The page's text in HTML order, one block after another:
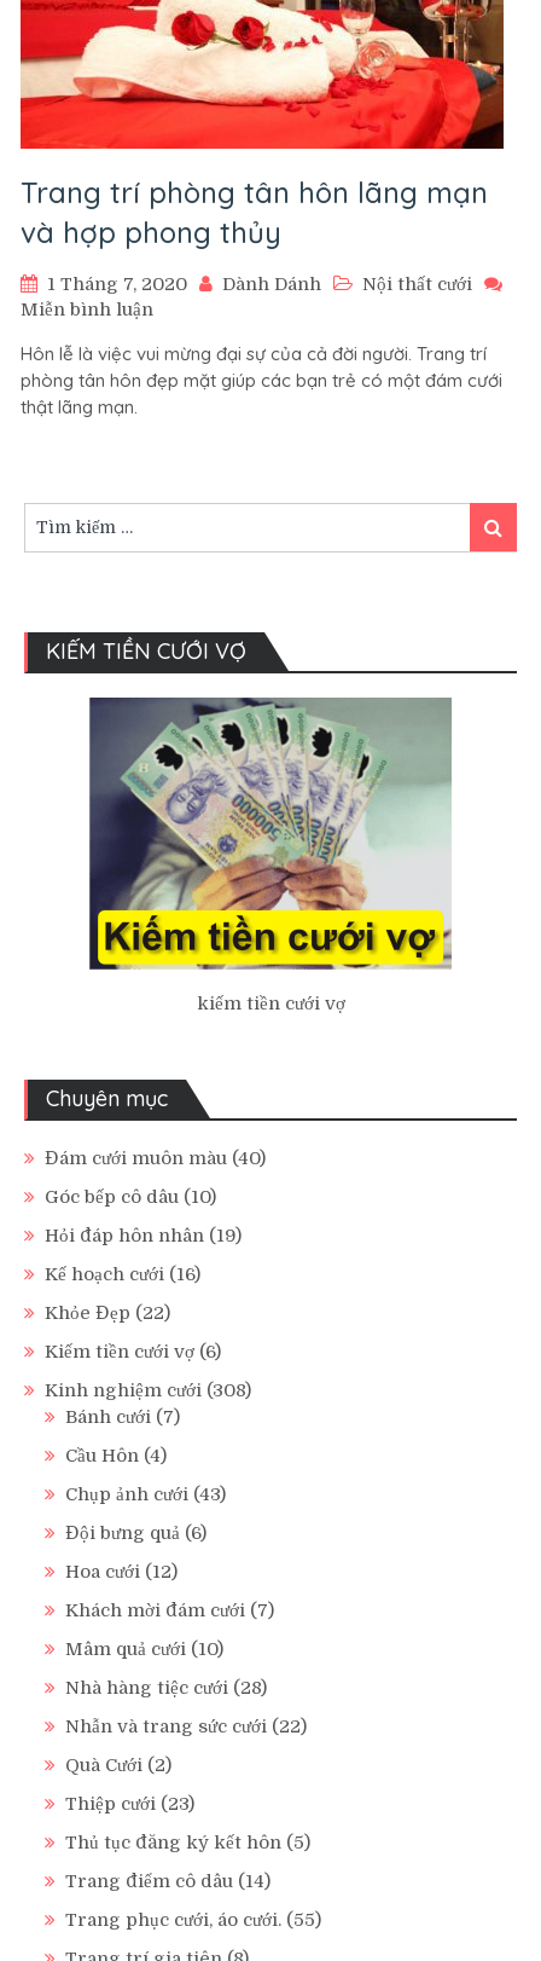
Trang trí phòng tân hôn lãng mạn
và hợp phong thủy
1 Tháng 7, 2020 Dành Dánh
Nội thất cưới
Miễn bình luận
trí
phòng
và
Hôn lễ là việc vui mừng đại sự của cả đời người. Trang trí
phòng tân hôn đẹp mặt giúp các bạn trẻ có một đám cưới
thật lãng mạn.
kiếm:
Tìm
kiếm
KIẾM TIỀN CƯỚI VỢ
kiếm tiền cưới vợ
Chuyên mục
Đám cưới muôn màu (40)
Góc bếp cô dâu (10)
Hỏi đáp hôn nhân (19)
Kế hoạch cưới (16)
Khỏe Đẹp (22)
Kiếm tiền cưới vợ (6)
Kinh nghiệm cưới (308)
Bánh cưới (7)
Cầu Hôn (4)
Chụp ảnh cưới (43)
Đội bưng quả (6)
Hoa cưới (12)
Khách mời đám cưới (7)
Mâm quả cưới (10)
Nhà hàng tiệc cưới (28)
Nhẫn và trang sức cưới (22)
Quà Cưới (2)
Thiệp cưới (23)
Thủ tục đăng ký kết hôn (5)
Trang điểm cô dâu (14)
Trang phục cưới, áo cưới. (55)